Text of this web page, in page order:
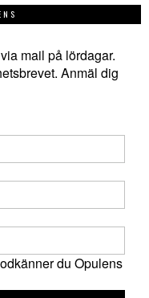
mail på lördagar.
Anmäl dig
du Opulens